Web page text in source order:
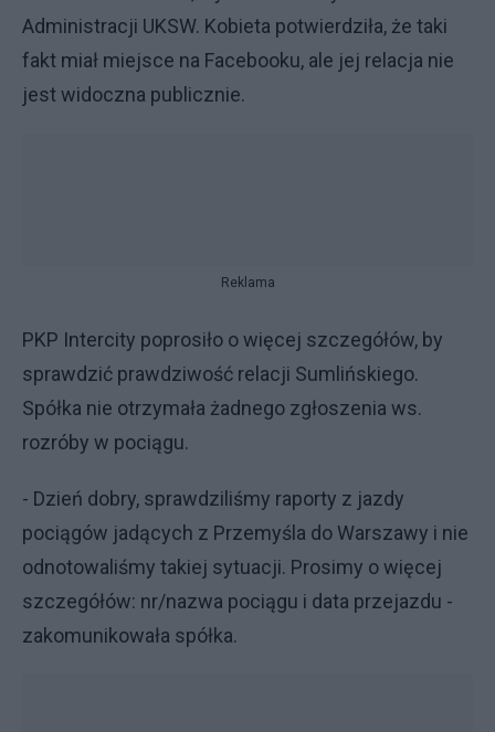
Administracji UKSW. Kobieta potwierdziła, że taki
fakt miał miejsce na Facebooku, ale jej relacja nie
jest widoczna publicznie.
Reklama
PKP Intercity poprosiło o więcej szczegółów, by
sprawdzić prawdziwość relacji Sumlińskiego.
Spółka nie otrzymała żadnego zgłoszenia ws.
rozróby w pociągu.
- Dzień dobry, sprawdziliśmy raporty z jazdy
pociągów jadących z Przemyśla do Warszawy i nie
odnotowaliśmy takiej sytuacji. Prosimy o więcej
szczegółów: nr/nazwa pociągu i data przejazdu -
zakomunikowała spółka.